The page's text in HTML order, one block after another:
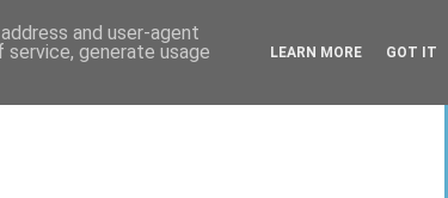
and user-agent
generate usage
LEARN MORE GOT IT